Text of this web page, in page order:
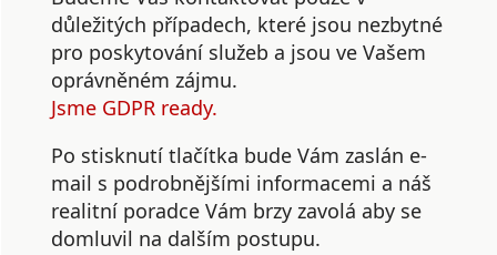
důležitých případech, které jsou nezbytné
pro poskytování služeb a jsou ve Vašem
oprávněném zájmu.
Jsme GDPR ready.
Po stisknutí tlačítka bude Vám zaslán e-
mail s podrobnějšími informacemi a náš
realitní poradce Vám brzy zavolá aby se
domluvil na dalším postupu.